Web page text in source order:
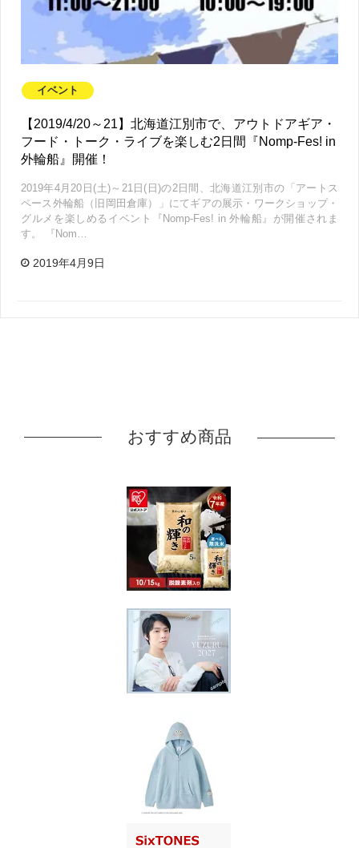
イベント
【2019/4/20～21】北海道江別市で、アウトドアギア・
フード・トーク・ライブを楽しむ2日間『Nomp-Fes! in
外輪船』開催！
2019年4月20日(土)～21日(日)の2日間、北海道江別市の「アートス
ペース外輪船（旧岡田倉庫）」にてギアの展示・ワークショップ・
グルメを楽しめるイベント『Nomp-Fes! in 外輪船』が開催されま
す。 『Nom…
2019年4月9日
おすすめ商品